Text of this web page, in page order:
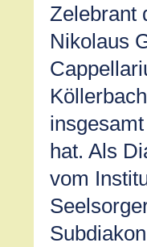
Zelebrant
Nikolaus
hat. Als
vom